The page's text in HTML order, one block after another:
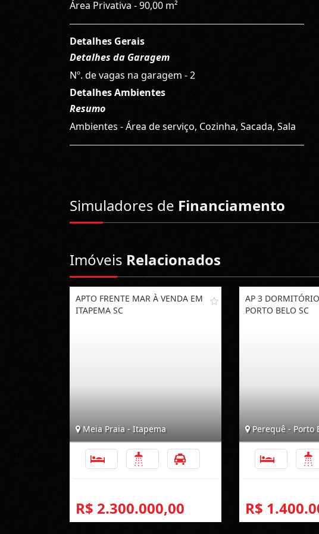
Área Privativa - 90,00 m²
Detalhes Gerais
Detalhes da Garagem
Nº. de vagas na garagem - 2
Detalhes Ambientes
Resumo
Ambientes - Área de serviço, Cozinha, Sacada, Sala
Simuladores de Financiamento
Imóveis Relacionados
APTO FRENTE MAR À VENDA EM
ITAPEMA SC
Meia Praia - Itapema
R$ 2.300.000,00
AP 3
PORTO BELO SC
Perequê - Porto
R$